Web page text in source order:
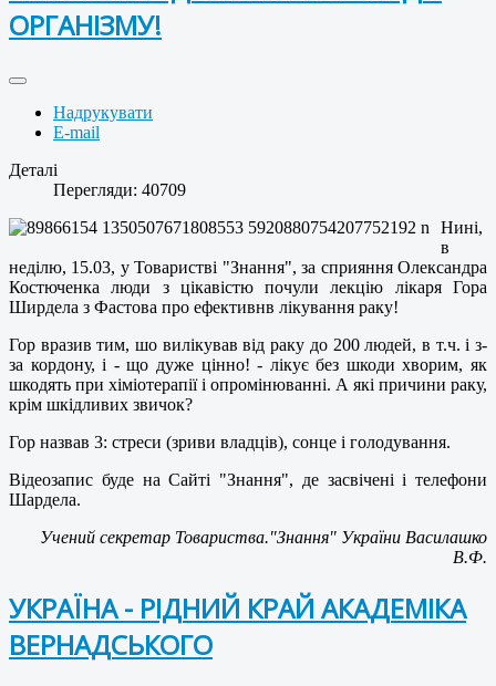
ОРГАНІЗМУ!
Надрукувати
E-mail
Деталі
Перегляди: 40709
Нині,
в
неділю, 15.03, у Товаристві "Знання", за сприяння Олександра
Костюченка люди з цікавістю почули лекцію лікаря Гора
Ширдела з Фастова про ефективнв лікування раку!
Гор вразив тим, шо вилікував від раку до 200 людей, в т.ч. і з-
за кордону, і - що дуже цінно! - лікує без шкоди хворим, як
шкодять при хіміотерапії і опромінюванні. А які причини раку,
крім шкідливих звичок?
Гор назвав 3: стреси (зриви владців), сонце і голодування.
Відеозапис буде на Сайті "Знання", де засвічені і телефони
Шардела.
Учений секретар Товариства."Знання" України Василашко
В.Ф.
УКРАЇНА - РІДНИЙ КРАЙ АКАДЕМІКА
ВЕРНАДСЬКОГО